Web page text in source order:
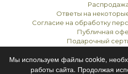
Ответы на
Согласие на обработку
Публичная
Подарочный
Мы используем файлы cookie,
работы сайта. Продолжая